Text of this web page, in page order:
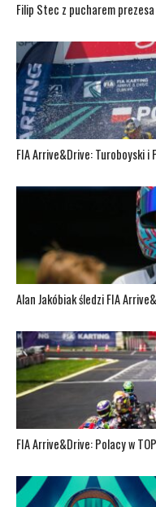
Filip Stec z pucharem
FIA Arrive&Drive: Turoboyski
Alan Jakóbiak śledzi FIA
FIA Arrive&Drive: Polacy w